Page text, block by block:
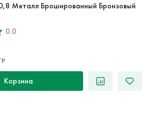
Металл Брошированный Бронзовый
0.0
Корзина